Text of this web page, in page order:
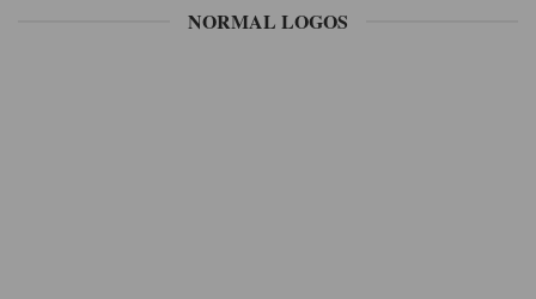
NORMAL LOGOS